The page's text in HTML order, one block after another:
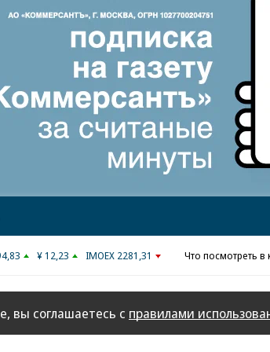
Реклама в
¥ 12,23 IMOEX 2281,31 Что посмотреть в
вы соглашаетесь с правилами